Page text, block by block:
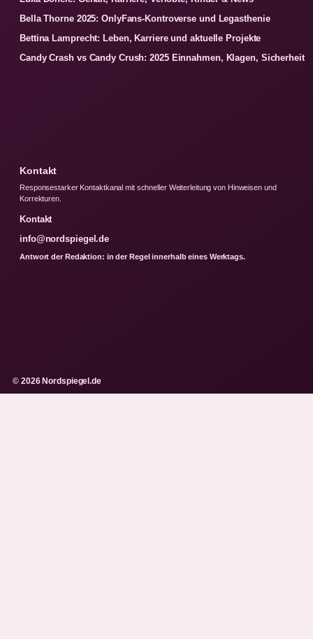
Bella Thorne 2025: OnlyFans-Kontroverse und Legasthenie
Bettina Lamprecht: Leben, Karriere und aktuelle Projekte
Candy Crash vs Candy Crush: 2025 Einnahmen, Klagen, Sicherheit
Kontakt
Responsestarker Kontaktkanal mit schneller Weiterleitung von Hinweisen und
Korrekturen.
Kontakt
info@nordspiegel.de
Antwort der Redaktion: in der Regel innerhalb eines Werktags.
© 2026 Nordspiegel.de